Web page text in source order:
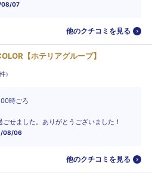
08/07
他のクチコミを見る
【ホテリアグループ】
件）
時ごろ
せました。ありがとうございました！
08/06
他のクチコミを見る